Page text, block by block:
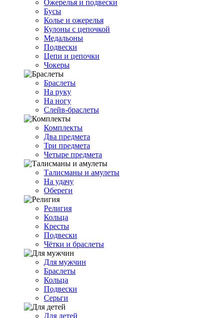
Ожерелья и подвески
Бусы
Колье и ожерелья
Кулоны с цепочкой
Медальоны
Подвески
Цепи и цепочки
Чокеры
Браслеты
На руку
На ногу
Слейв-браслеты
Комплекты
Два предмета
Три предмета
Четыре предмета
Талисманы и амулеты
На удачу
Обереги
Религия
Кольца
Кресты
Подвески
Чётки и браслеты
Для мужчин
Браслеты
Кольца
Подвески
Серьги
Для детей